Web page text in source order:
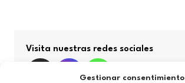
Gestionar consentimiento
Visita nuestras redes sociales